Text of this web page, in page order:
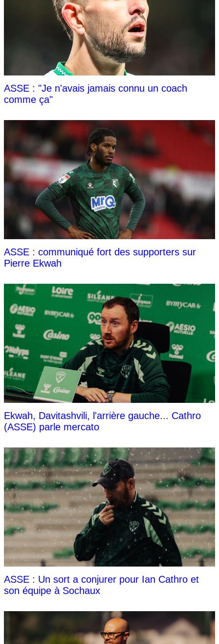
ASSE : "Je n'avais jamais connu un coach
comme ça"
ASSE : communiqué fort des supporters sur
Pierre Ekwah
Ekwah, Davitashvili, l'arrière gauche... Cathro
(ASSE) parle mercato
ASSE : Un sort a conjurer pour Ian Cathro et
son équipe à Sochaux